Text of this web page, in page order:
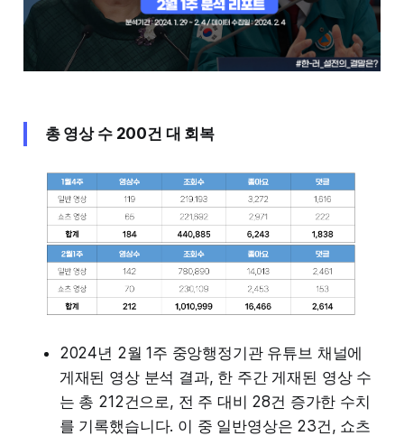
총 영상 수 200건 대 회복
2024년 2월 1주 중앙행정기관 유튜브 채널에
게재된 영상 분석 결과, 한 주간 게재된 영상 수
는 총 212건으로, 전 주 대비 28건 증가한 수치
를 기록했습니다. 이 중 일반영상은 23건, 쇼츠